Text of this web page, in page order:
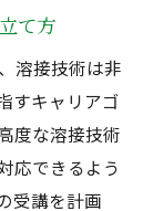
て方
溶接技術は非
すキャリアゴ
度な溶接技術
応できるよう
受講を計画